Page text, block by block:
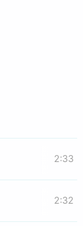
2:33
2:32